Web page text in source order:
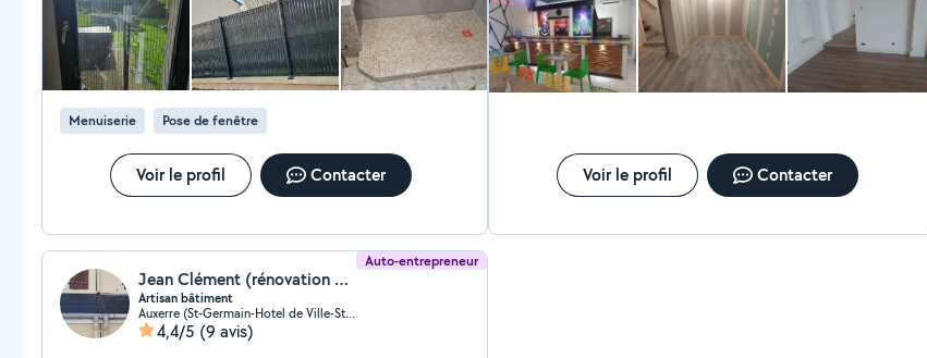
Menuiserie Pose de fenêtre
Voir le profil Contacter Voir le profil Contacter
Auto-entrepreneur
Jean Clément (rénovation de l'habitat)
Artisan bâtiment
Auxerre (St-Germain-Hotel de Ville-St Pierre)
4,4/5 (9 avis)